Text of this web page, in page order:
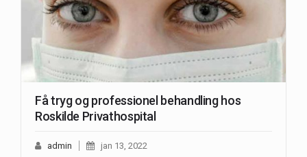
Få tryg og professionel behandling hos
Roskilde Privathospital
admin jan 13, 2022